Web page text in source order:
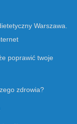
Warszawa.
poprawić twoje
zdrowia?